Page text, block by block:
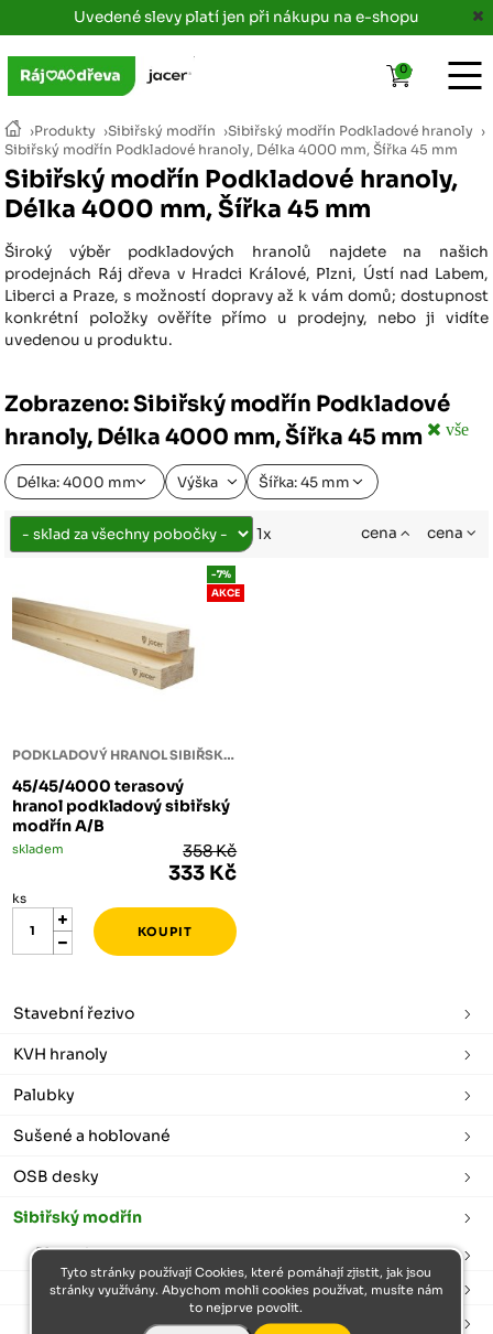
Uvedené slevy platí jen při nákupu na e-shopu
›Produkty ›Sibiřský modřín ›Sibiřský modřín Podkladové hranoly ›
Sibiřský modřín Podkladové hranoly, Délka 4000 mm, Šířka 45 mm
Sibiřský modřín Podkladové hranoly,
Délka 4000 mm, Šířka 45 mm
Široký výběr podkladových hranolů najdete na našich
prodejnách Ráj dřeva v Hradci Králové, Plzni, Ústí nad Labem,
Liberci a Praze, s možností dopravy až k vám domů; dostupnost
konkrétní položky ověříte přímo u prodejny, nebo ji vidíte
uvedenou u produktu.
Zobrazeno: Sibiřský modřín Podkladové
hranoly, Délka 4000 mm, Šířka 45 mm
vše
Délka: 4000 mm Výška Šířka: 45 mm
1x cena cena
PODKLADOVÝ HRANOL SIBIŘSKÝ MODŘÍN
45/45/4000 terasový
hranol podkladový sibiřský
modřín A/B
-7%
AKCE
skladem 358 Kč
333 Kč
ks
Stavební řezivo
KVH hranoly
Palubky
Sušené a hoblované
OSB desky
Sibiřský modřín
Plotovky
Podkladové hranoly
Terasová prkna
0
Tyto stránky používají Cookies, které pomáhají zjistit, jak jsou
stránky využívány. Abychom mohli cookies používat, musíte nám
to nejprve povolit.